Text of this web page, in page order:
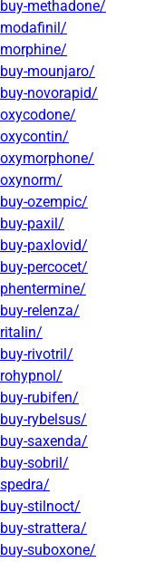
methadone/
mounjaro/
novorapid/
ozempic/
paxil/
paxlovid/
percocet/
relenza/
rivotril/
rubifen/
rybelsus/
saxenda/
sobril/
stilnoct/
strattera/
suboxone/